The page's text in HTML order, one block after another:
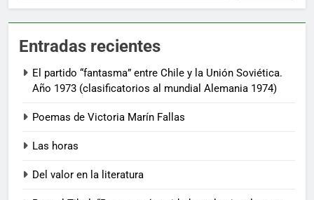
Entradas recientes
El partido “fantasma” entre Chile y la Unión Soviética.
Año 1973 (clasificatorios al mundial Alemania 1974)
Poemas de Victoria Marín Fallas
Las horas
Del valor en la literatura